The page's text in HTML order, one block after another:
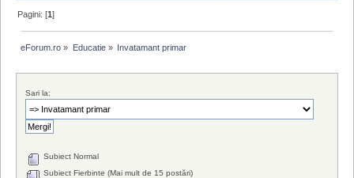
Pagini: [1]
eForum.ro » Educatie» Invatamant primar
Sari la:
Subiect Normal
Subiect Fierbinte (Mai mult de 15 postări)